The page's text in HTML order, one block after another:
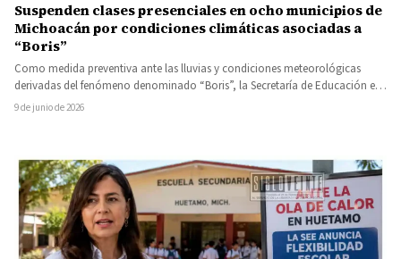
Suspenden clases presenciales en ocho municipios de
Michoacán por condiciones climáticas asociadas a
“Boris”
Como medida preventiva ante las lluvias y condiciones meteorológicas
derivadas del fenómeno denominado “Boris”, la Secretaría de Educación en
el…
9 de junio de 2026